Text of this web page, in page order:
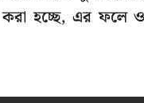
করা হচ্ছে, এর ফলে